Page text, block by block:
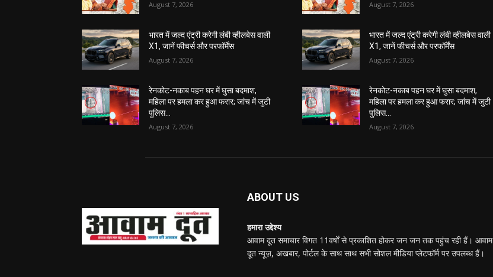
August 7, 2026
भारत में जल्द एंट्री करेगी लंबी व्हीलबेस वाली
X1, जानें फीचर्स और परफॉर्मेंस
August 7, 2026
रेनकोट-नकाब पहन घर में घुसा बदमाश,
महिला पर हमला कर हुआ फरार; जांच में जुटी
पुलिस…
August 7, 2026
August 7, 2026
भारत में जल्द एंट्री करेगी लंबी व्हीलबेस वाली
X1, जानें फीचर्स और परफॉर्मेंस
August 7, 2026
रेनकोट-नकाब पहन घर में घुसा बदमाश,
महिला पर हमला कर हुआ फरार; जांच में जुटी
पुलिस…
August 7, 2026
ABOUT US
हमारा उद्देश्य
आवाम दूत समाचार विगत 11वर्षों से प्रकाशित होकर जन जन तक पहुंच रही हैं। आवाम
दूत न्यूज़, अखबार, पोर्टल के साथ साथ सभी सोशल मीडिया प्लेटफॉर्म पर उपलब्ध हैं।